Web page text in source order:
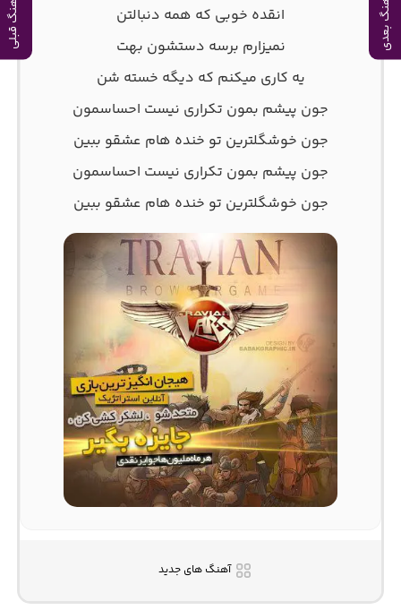
آهنگ بعدی آهنگ قبلی
انقده خوبی که همه دنبالتن
نمیزارم برسه دستشون بهت
یه کاری میکنم که دیگه خسته شن
جون پیشم بمون تکراری نیست احساسمون
جون خوشگلترین تو خنده هام عشقو ببین
جون پیشم بمون تکراری نیست احساسمون
جون خوشگلترین تو خنده هام عشقو ببین
آهنگ های جدید